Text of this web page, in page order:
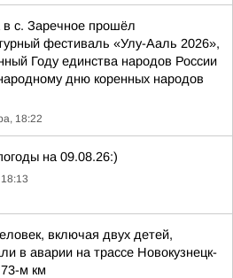
в с. Заречное прошёл
фестиваль «Улу-Ааль 2026»,
Году единства народов России
дню коренных народов
18:22
на 09.08.26:)
включая двух детей,
в аварии на трассе Новокузнецк-
м км